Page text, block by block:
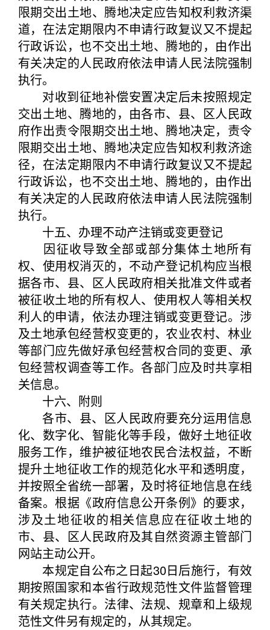
限期交出土地、腾地决定应告知权利救济渠
道，在法定期限内不申请行政复议又不提起
行政诉讼，也不交出土地、腾地的，由作出
有关决定的人民政府依法申请人民法院强制
执行。
对收到征地补偿安置决定后未按照规定
交出土地、腾地的，由各市、县、区人民政
府作出责令限期交出土地、腾地决定，责令
限期交出土地、腾地决定应告知权利救济途
径，在法定期限内不申请行政复议又不提起
行政诉讼，也不交出土地、腾地的，由作出
有关决定的人民政府依法申请人民法院强制
执行。
十五、办理不动产注销或变更登记
因征收导致全部或部分集体土地所有
权、使用权消灭的，不动产登记机构应当根
据各市、县、区人民政府相关批准文件或者
被征收土地的所有权人、使用权人等相关权
利人的申请，依法办理注销或变更登记。涉
及土地承包经营权变更的，农业农村、林业
等部门应先做好承包经营权合同的变更、承
包经营权调查等工作。各部门应及时共享相
关信息。
十六、附则
各市、县、区人民政府要充分运用信息
化、数字化、智能化等手段，做好土地征收
服务工作，维护被征地农民合法权益，不断
提升土地征收工作的规范化水平和透明度，
并按照全省统一部署，及时将征地信息在线
备案。根据《政府信息公开条例》的要求，
涉及土地征收的相关信息应在征收土地的
市、县、区人民政府及其自然资源主管部门
网站主动公开。
本规定自公布之日起30日后施行，有效
期按照国家和本省行政规范性文件监督管理
有关规定执行。法律、法规、规章和上级规
范性文件另有规定的，从其规定。